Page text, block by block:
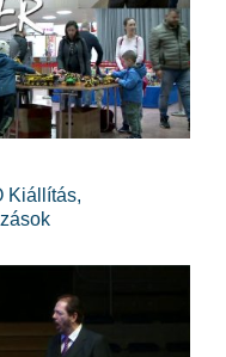
Kiállítás,